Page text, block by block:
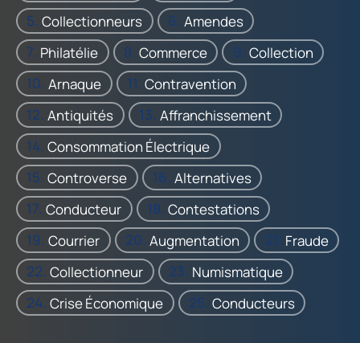
Collectionneurs
Amendes
Philatélie
Commerce
Collection
Arnaque
Contravention
Antiquités
Affranchissement
Consommation Électrique
Controverse
Alternatives
Conducteur
Contestations
Courrier
Augmentation
Fraude
Collectionneur
Numismatique
Crise Économique
Conducteurs